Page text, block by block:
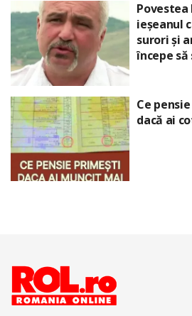
ieșeanul
surori și
începe
Ce
dacă ai